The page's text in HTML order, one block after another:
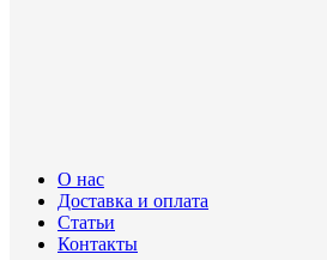
О нас
Доставка и оплата
Статьи
Контакты